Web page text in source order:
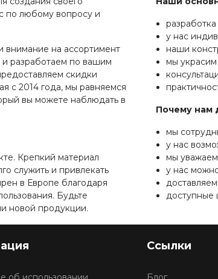
по любому вопросу и
внимание на ассортимент
и разработаем по вашим
скидки
с 2014 года, мы равняемся
вы можете наблюдать в
Крепкий материал
служить и привлекать
в Европе благодаря
Будьте
новой продукции.
у нас
наши
мы
Почему нам
мы
у нас
мы
у нас
доступные
Ссылки